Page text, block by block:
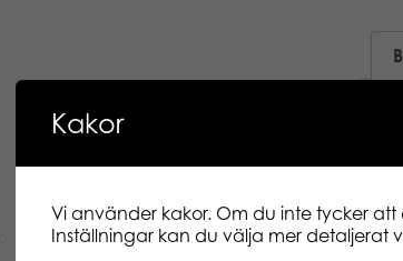
Kakor
Vi använder kakor. Om du inte tycker
Inställningar kan du välja mer detaljerat